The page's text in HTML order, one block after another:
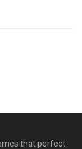
that perfect